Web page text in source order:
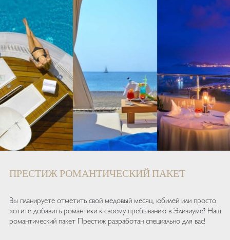
ПРЕСТИЖ РОМАНТИЧЕСКИЙ ПАКЕТ
Вы планируете отметить свой медовый месяц, юбилей или просто
хотите добавить романтики к своему пребыванию в Элизиуме? Наш
романтический пакет Престиж разработан специально для вас!